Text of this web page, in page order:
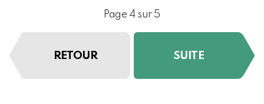
Page 4 sur 5
RETOUR SUITE